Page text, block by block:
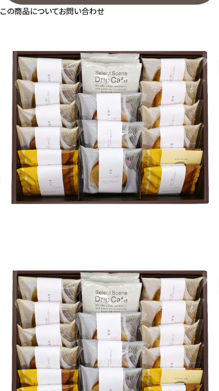
この商品についてお問い合わせ